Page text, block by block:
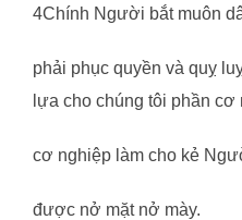
4Chính Người bắt muôn
phải phục quyền và quỵ
lựa cho chúng tôi phần cơ
cơ nghiệp làm cho kẻ
được nở mặt nở mày.